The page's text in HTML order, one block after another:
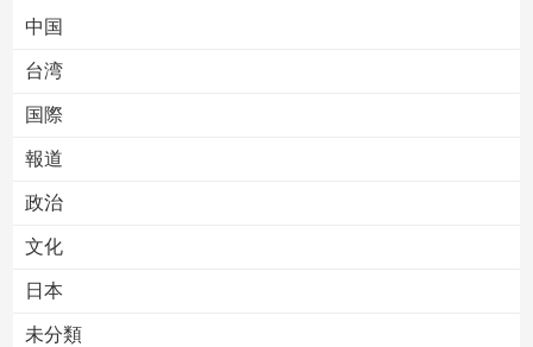
中国
台湾
国際
報道
政治
文化
日本
未分類